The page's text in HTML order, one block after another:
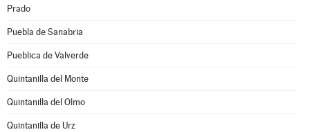
Prado
Puebla de Sanabria
Pueblica de Valverde
Quintanilla del Monte
Quintanilla del Olmo
Quintanilla de Urz